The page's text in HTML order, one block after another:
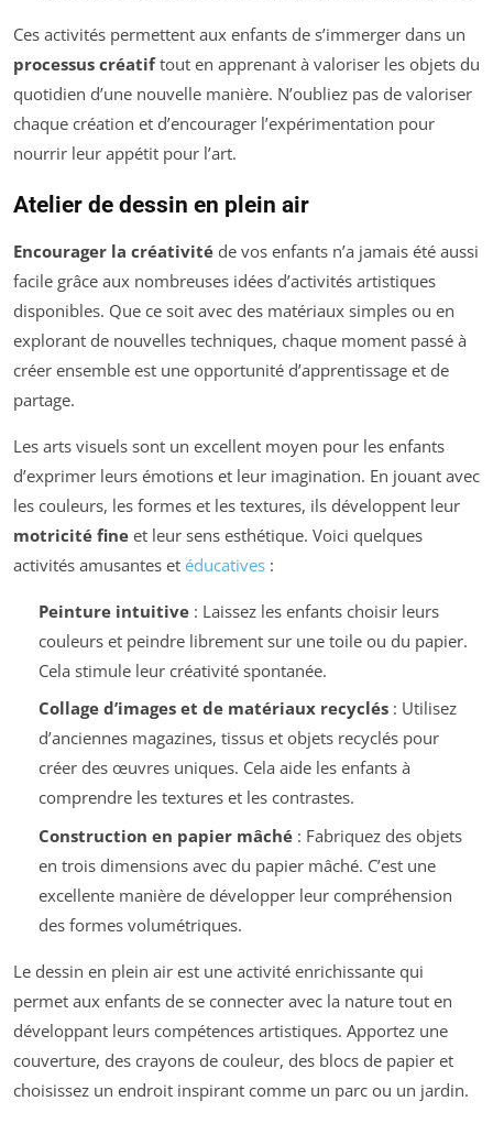
Ces activités permettent aux enfants de s’immerger dans un
processus créatiftout en apprenant à valoriser les objets du
quotidien d’une nouvelle manière. N’oubliez pas de valoriser
chaque création et d’encourager l’expérimentation pour
nourrir leur appétit pour l’art.
Atelier de dessin en plein air
Encourager la créativité de vos enfants n’a jamais été aussi
facile grâce aux nombreuses idées d’activités artistiques
disponibles. Que ce soit avec des matériaux simples ou en
explorant de nouvelles techniques, chaque moment passé à
créer ensemble est une opportunité d’apprentissage et de
partage.
Les arts visuels sont un excellent moyen pour les enfants
d’exprimer leurs émotions et leur imagination. En jouant avec
les couleurs, les formes et les textures, ils développent leur
motricité fine et leur sens esthétique. Voici quelques
activités amusantes et éducatives :
Peinture intuitive: Laissez les enfants choisir leurs
couleurs et peindre librement sur une toile ou du papier.
Cela stimule leur créativité spontanée.
Collage d’images et de matériaux recyclés: Utilisez
d’anciennes magazines, tissus et objets recyclés pour
créer des œuvres uniques. Cela aide les enfants à
comprendre les textures et les contrastes.
Construction en papier mâché: Fabriquez des objets
en trois dimensions avec du papier mâché. C’est une
excellente manière de développer leur compréhension
des formes volumétriques.
Le dessin en plein air est une activité enrichissante qui
permet aux enfants de se connecter avec la nature tout en
développant leurs compétences artistiques. Apportez une
couverture, des crayons de couleur, des blocs de papier et
choisissez un endroit inspirant comme un parc ou un jardin.